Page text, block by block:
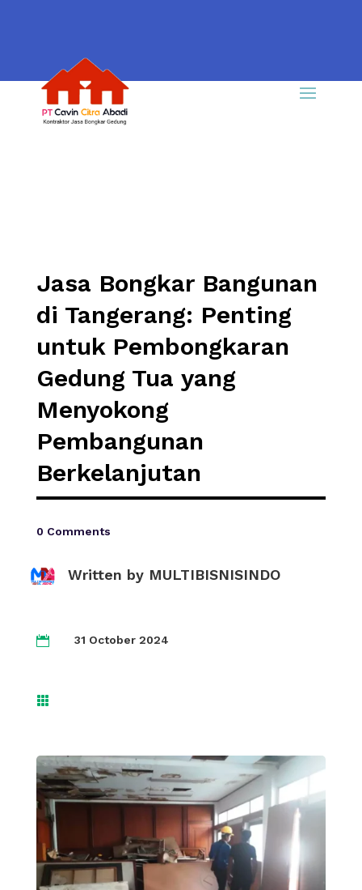
Jasa Bongkar Bangunan
di Tangerang: Penting
untuk Pembongkaran
Gedung Tua yang
Menyokong
Pembangunan
Berkelanjutan
0 Comments
Written by MULTIBISNISINDO
 31 October 2024
